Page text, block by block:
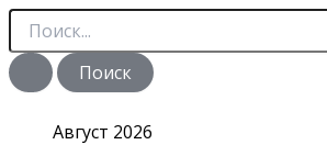
П
и
с
Август 2026